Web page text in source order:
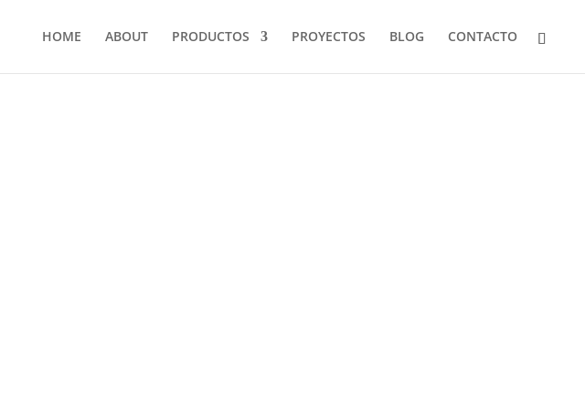
HOME ABOUT PRODUCTOS PROYECTOS BLOG CONTACTO